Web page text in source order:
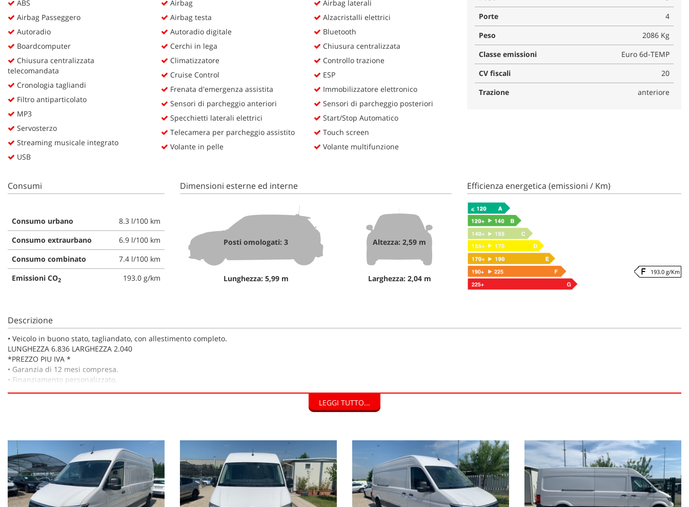
ABS
Airbag Passeggero
Autoradio
Boardcomputer
Chiusura centralizzata
telecomandata
Cronologia tagliandi
Filtro antiparticolato
MP3
Servosterzo
Streaming musicale integrato
USB
Airbag
Airbag testa
Autoradio digitale
Cerchi in lega
Climatizzatore
Cruise Control
Frenata d'emergenza assistita
Sensori di parcheggio anteriori
Specchietti laterali elettrici
Telecamera per parcheggio assistito
Volante in pelle
Airbag laterali
Alzacristalli elettrici
Bluetooth
Chiusura centralizzata
Controllo trazione
ESP
Immobilizzatore elettronico
Sensori di parcheggio posteriori
Start/Stop Automatico
Touch screen
Volante multifunzione
Porte
4
Peso
2086 Kg
Classe emissioni
Euro 6d-TEMP
CV fiscali
20
Trazione
anteriore
Consumi
Consumo urbano
8.3 l/100 km
Consumo extraurbano
6.9 l/100 km
Consumo combinato
7.4 l/100 km
Emissioni CO2 193.0 g/km
Dimensioni esterne ed interne
Posti omologati: 3
Lunghezza: 5,99 m
Altezza: 2,59 m
Larghezza: 2,04 m
Efficienza energetica (emissioni / Km)
193.0 g/Km
Descrizione
•⁠ ⁠Veicolo in buono stato, tagliandato, con allestimento completo.
LUNGHEZZA 6.836 LARGHEZZA 2.040
*PREZZO PIU IVA *
•⁠ ⁠Garanzia di 12 mesi compresa.
•⁠ ⁠Finanziamento personalizzato.
•⁠ ⁠Acquistiamo la vostra auto in contanti, senza obbligo di acquisto, con pagamento veloce e immediato.
* * *
ESPERIENZA VENTENNALE , SERIETA' E COMPETENZA, CERTIFICHIAMO CON DOCUMENTI TUTTE LE AUTO NEL SUO STATO D'USO E CON IL SUO CHILOMETRAGGIO EFFETTIVO.
LEGGI TUTTO...
questi
strumenti
di
si
rimanda
alla
cookie
policy.
Puoi
rivedere
modificare
le
tue
scelte
qualsiasi
momento.
Cookie necessari
Cookie per il miglioramento dell'esperienza utente
Cookie analitici